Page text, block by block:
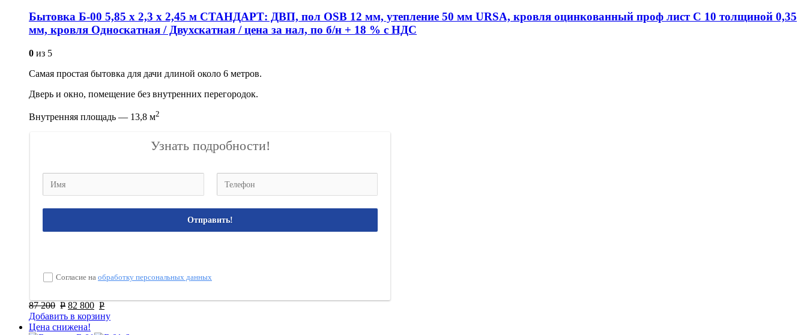
Бытовка Б-00 5,85 х 2,3 х 2,45 м СТАНДАРТ: ДВП, пол OSB 12 мм, утепление 50 мм URSA, кровля оцинкованный проф лист С 10 толщиной 0,35
мм, кровля Односкатная / Двухскатная / цена за нал, по б/н + 18 % с НДС
0 из 5
Самая простая бытовка для дачи длиной около 6 метров.
Дверь и окно, помещение без внутренних перегородок.
Внутренняя площадь — 13,8 м2
Узнать подробности!
Отправить!
Согласие на обработку персональных данных
87 200 Р 82 800 Р
Добавить в корзину
Цена снижена!